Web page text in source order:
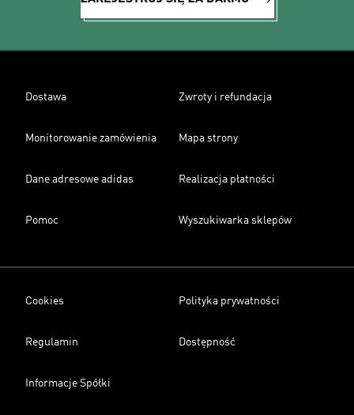
Dostawa Zwroty i refundacja
Monitorowanie zamówienia Mapa strony
Dane adresowe adidas Realizacja płatności
Pomoc Wyszukiwarka sklepów
Cookies Polityka prywatności
Regulamin Dostępność
Informacje Spółki